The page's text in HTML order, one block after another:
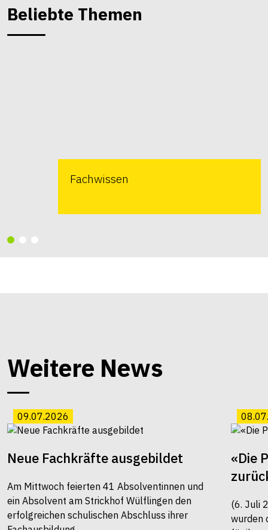
Beliebte Themen
Fachwissen
Weitere News
09.07.2026
Neue Fachkräfte ausgebildet
Am Mittwoch feierten 41 Absolventinnen und
ein Absolvent am Strickhof Wülflingen den
erfolgreichen schulischen Abschluss ihrer
«Die
(6. Juli
wurden